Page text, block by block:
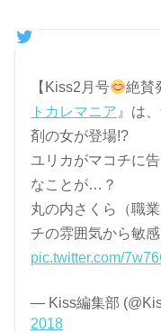
【Kiss2月号 絶賛
トカレマニア 』は
剤の女が登場!?
ユリカがマコチに
なことが…？
丸の内さくら（職
チの雰囲気から敏
pic.twitter.com/
— Kiss編集部
2018